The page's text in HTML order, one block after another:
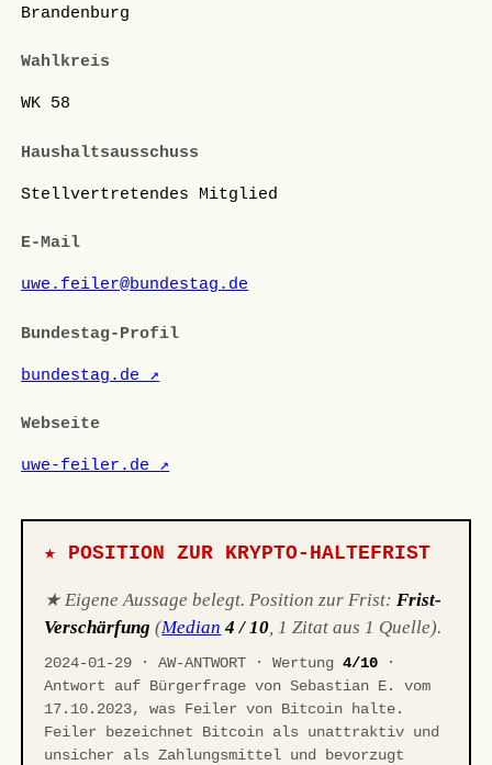
Brandenburg
Wahlkreis
WK 58
Haushaltsausschuss
Stellvertretendes Mitglied
E-Mail
uwe.feiler@bundestag.de
Bundestag-Profil
bundestag.de ↗
Webseite
uwe-feiler.de ↗
★ POSITION ZUR KRYPTO-HALTEFRIST
★ Eigene Aussage belegt. Position zur Frist:Frist-
Verschärfung (Median 4 / 10, 1 Zitat aus 1 Quelle).
2024-01-29 · AW-ANTWORT · Wertung4/10 ·
Antwort auf Bürgerfrage von Sebastian E. vom
17.10.2023, was Feiler von Bitcoin halte.
Feiler bezeichnet Bitcoin als unattraktiv und
unsicher als Zahlungsmittel und bevorzugt